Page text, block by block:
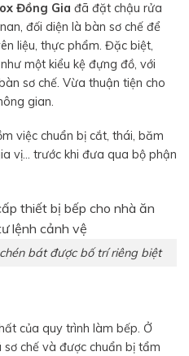
Đồng Gia đã đặt chậu rửa
đối diện là bàn sơ chế để
liệu, thực phẩm. Đặc biệt,
một kiểu kệ đựng đồ, với
sơ chế. Vừa thuận tiện cho
gian.
việc chuẩn bị cắt, thái, băm
vị… trước khi đưa qua bộ phận
bát được bố trí riêng biệt
của quy trình làm bếp. Ở
chế và được chuẩn bị tẩm